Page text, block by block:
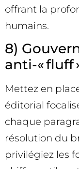
offrant la
humains.
8)
anti-« fluff
Mettez en
éditorial
chaque
résolution du
privilégiez les